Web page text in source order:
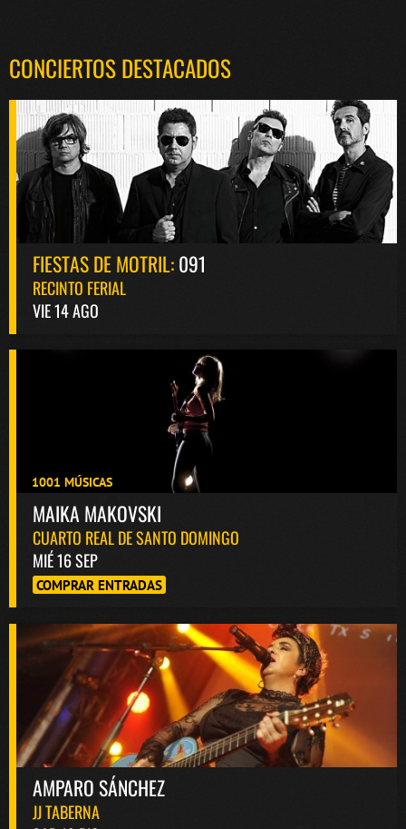
CONCIERTOS DESTACADOS
FIESTAS DE MOTRIL:091
RECINTO FERIAL
VIE 14 AGO
1001 MÚSICAS
MAIKA MAKOVSKI
CUARTO REAL DE SANTO DOMINGO
MIÉ 16 SEP
COMPRAR ENTRADAS
AMPARO SÁNCHEZ
JJ TABERNA